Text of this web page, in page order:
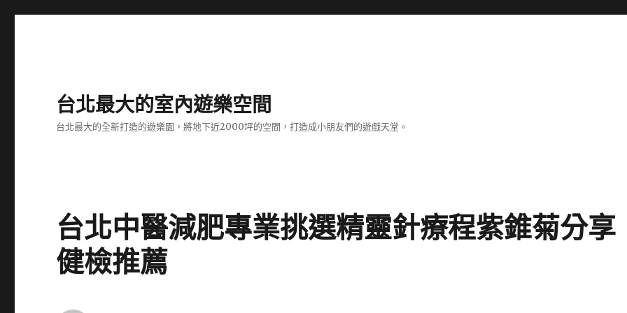
台北最大的室內遊樂空間
台北最大的全新打造的遊樂園，將地下近2000坪的空間，打造成小朋友們的遊戲天堂。
台北中醫減肥專業挑選精靈針療程紫錐菊分享
健檢推薦